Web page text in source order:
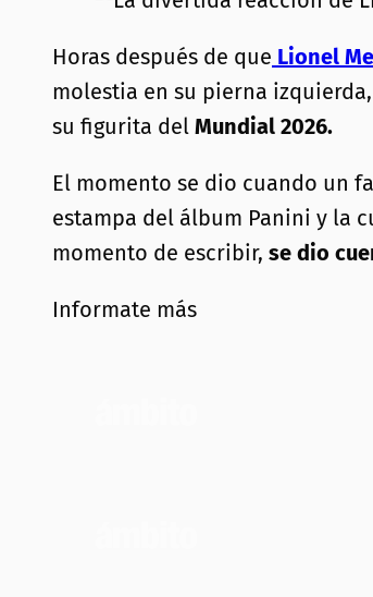
Horas después de que Lionel
molestia en su pierna
su figurita del Mundial 2026.
El momento se dio cuando un
estampa del álbum Panini y la
momento de escribir, se dio
Informate más